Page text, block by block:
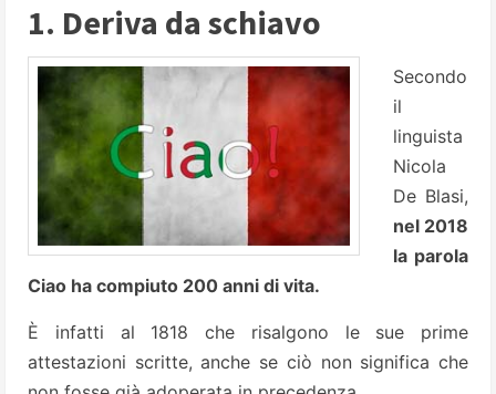
1. Deriva da schiavo
Secondo
il
linguista
Nicola
De Blasi,
nel 2018
la parola
Ciao ha compiuto 200 anni di vita.
È infatti al 1818 che risalgono le sue prime
attestazioni scritte, anche se ciò non significa che